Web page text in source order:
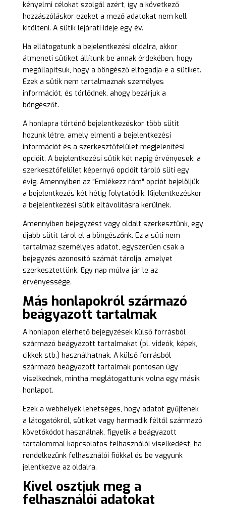
kényelmi célokat szolgál azért, így a következő
hozzászóláskor ezeket a mező adatokat nem kell
kitölteni. A sütik lejárati ideje egy év.
Ha ellátogatunk a bejelentkezési oldalra, akkor
átmeneti sütiket állítunk be annak érdekében, hogy
megállapítsuk, hogy a böngésző elfogadja-e a sütiket.
Ezek a sütik nem tartalmaznak személyes
információt, és törlődnek, ahogy bezárjuk a
böngészőt.
A honlapra történő bejelentkezéskor több sütit
hozunk létre, amely elmenti a bejelentkezési
információt és a szerkesztőfelület megjelenítési
opcióit. A bejelentkezési sütik két napig érvényesek, a
szerkesztőfelület képernyő opcióit tároló süti egy
évig. Amennyiben az "Emlékezz rám" opciót bejelöljük,
a bejelentkezés két hétig folytatódik. Kijelentkezéskor
a bejelentkezési sütik eltávolításra kerülnek.
Amennyiben bejegyzést vagy oldalt szerkesztünk, egy
újabb sütit tárol el a böngészőnk. Ez a süti nem
tartalmaz személyes adatot, egyszerűen csak a
bejegyzés azonosító számát tárolja, amelyet
szerkesztettünk. Egy nap múlva jár le az
érvényessége.
Más honlapokról származó
beágyazott tartalmak
A honlapon elérhető bejegyzések külső forrásból
származó beágyazott tartalmakat (pl. videók, képek,
cikkek stb.) használhatnak. A külső forrásból
származó beágyazott tartalmak pontosan úgy
viselkednek, mintha meglátogattunk volna egy másik
honlapot.
Ezek a webhelyek lehetséges, hogy adatot gyűjtenek
a látogatókról, sütiket vagy harmadik féltől származó
követőkódot használnak, figyelik a beágyazott
tartalommal kapcsolatos felhasználói viselkedést, ha
rendelkezünk felhasználói fiókkal és be vagyunk
jelentkezve az oldalra.
Kivel osztjuk meg a
felhasználói adatokat